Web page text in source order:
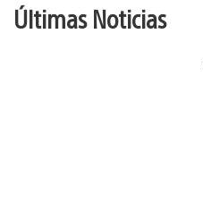
Últimas Noticias